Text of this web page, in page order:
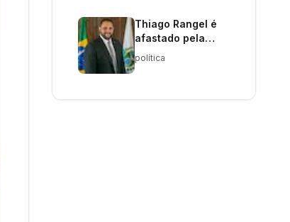
Thiago Rangel é
afastado pela
Alerj após prisão
em operação
política